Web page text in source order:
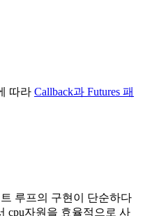
따라 Callback과 Futures 패
루프의 구현이 단순하다
cpu자원을 효율적으로 사